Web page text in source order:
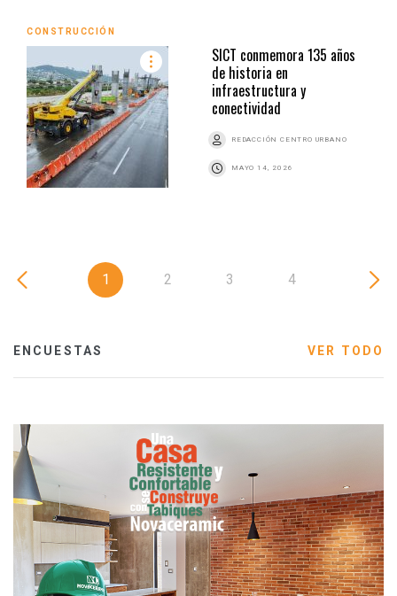
CONSTRUCCIÓN
SICT conmemora 135 años
de historia en
infraestructura y
conectividad
REDACCIÓN CENTRO URBANO
MAYO 14, 2026
1 2 3 4
ENCUESTAS VER TODO